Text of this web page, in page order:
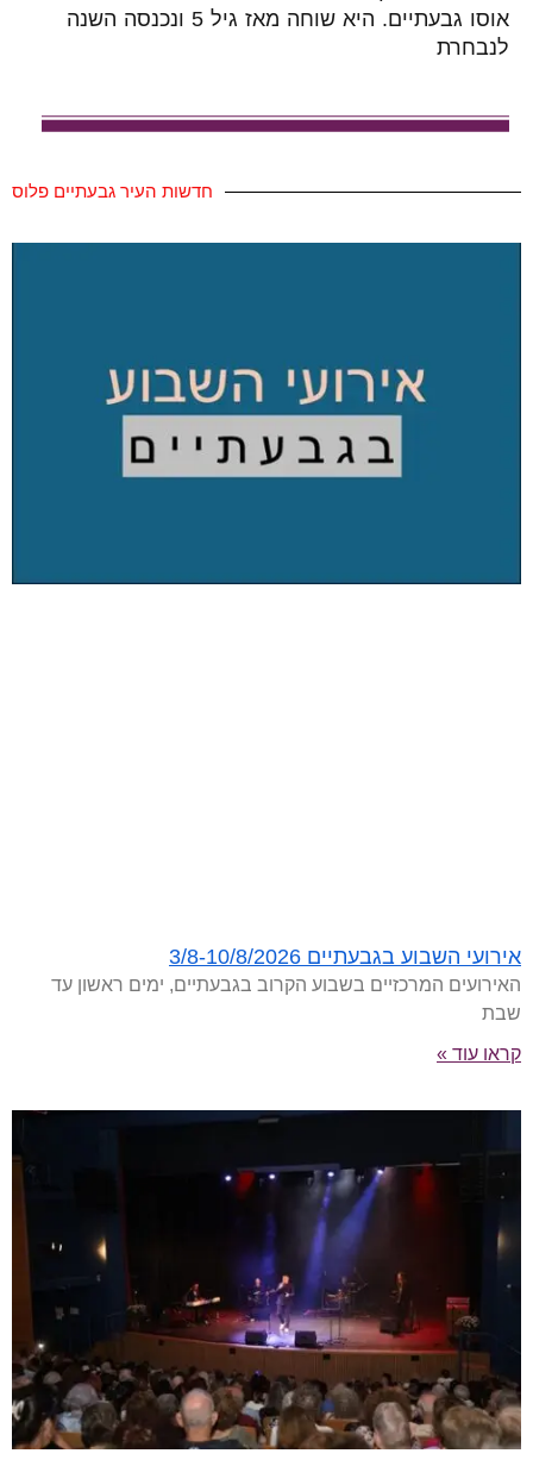
אוסו גבעתיים. היא שוחה מאז גיל 5 ונכנסה השנה
לנבחרת
חדשות העיר גבעתיים פלוס
אירועי השבוע בגבעתיים 3/8-10/8/2026
האירועים המרכזיים בשבוע הקרוב בגבעתיים, ימים ראשון עד
שבת
קראו עוד »